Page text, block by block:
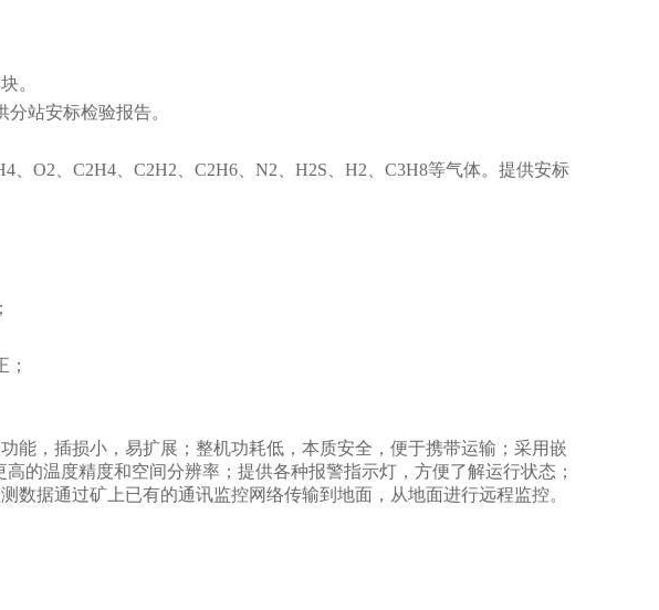
。
站安标检验报告。
、O2、C2H4、C2H2、C2H6、N2、H2S、H2、C3H8等气体。提供安标
能，插损小，易扩展；整机功耗低，本质安全，便于携带运输；采用嵌
的温度精度和空间分辨率；提供各种报警指示灯，方便了解运行状态；
数据通过矿上已有的通讯监控网络传输到地面，从地面进行远程监控。